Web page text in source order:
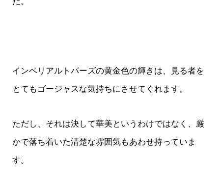
インペリアルトパーズの黄金色の輝きは、見る者を
とてもゴージャスな気持ちにさせてくれます。
ただし、それは決して華美というわけではなく、厳
かで落ち着いた清楚な雰囲気もあわせ持っていま
す。